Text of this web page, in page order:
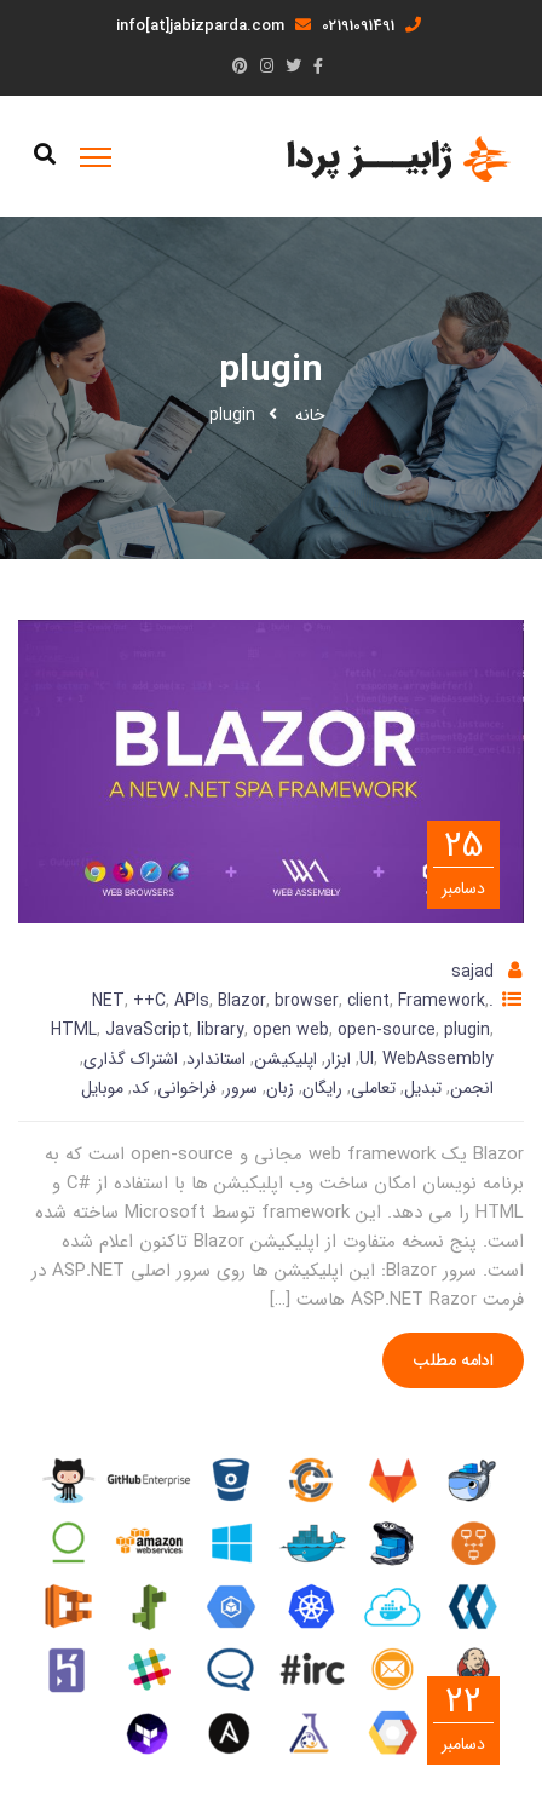
02191091491
info[at]jabizparda.com
plugin
خانه plugin
25
دسامبر
sajad
.NET
, ++C, APIs, Blazor, browser, client, Framework,
HTML, JavaScript, library, open web, open-source, plugin,
UI, WebAssembly
, ابزار, اپلیکیشن, استاندارد, اشتراک گذاری,
انجمن,تبدیل,تعاملی, رایگان, زبان, سرور,فراخوانی,کد,موبایل
Blazor یک web framework مجانی و open-source است که به
برنامه نویسان امکان ساخت وب اپلیکیشن ها با استفاده از #C و
HTML را می دهد. این framework توسط Microsoft ساخته شده
است. پنج نسخه متفاوت از اپلیکیشن Blazor تاکنون اعلام شده
است. سرور Blazor: این اپلیکیشن ها روی سرور اصلی ASP.NET در
فرمت ASP.NET Razor هاست […]
ادامه مطلب
22
دسامبر